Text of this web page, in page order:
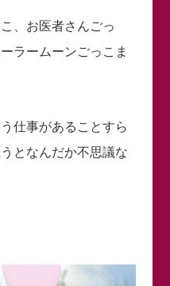
、お医者さんごっ
ラームーンごっこま
仕事があることすら
となんだか不思議な